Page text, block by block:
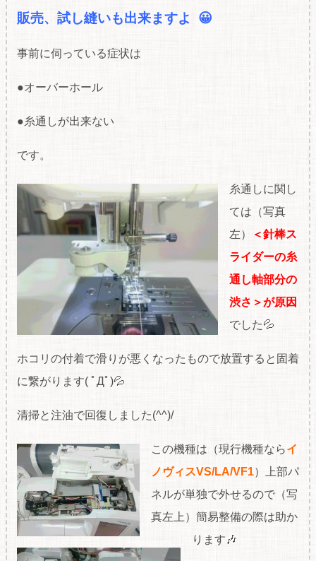
販売、試し縫いも出来ますよ 😀
事前に伺っている症状は
●オーバーホール
●糸通しが出来ない
です。
糸通しに関し
ては（写真
左）
＜針棒ス
ライダーの糸
通し軸部分の
渋さ＞が原因
でした💦
ホコリの付着で滑りが悪くなったもので放置すると固着
に繋がります( ﾟДﾟ)💦
清掃と注油で回復しました(^^)/
この機種は（現行機種ならイ
ノヴィスVS/LA/VF1）上部パ
ネルが単独で外せるので（写
真左上）簡易整備の際は助か
ります🎶